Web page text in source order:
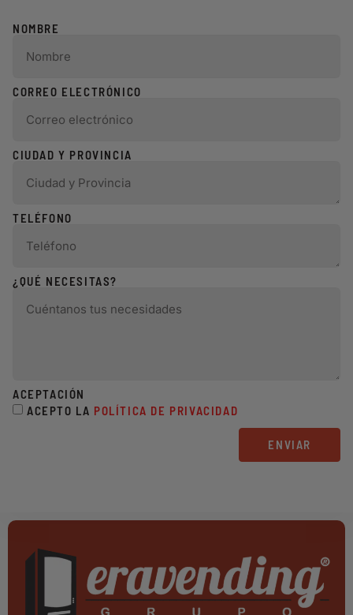
NOMBRE
CORREO ELECTRÓNICO
CIUDAD Y PROVINCIA
TELÉFONO
¿QUÉ NECESITAS?
ACEPTACIÓN
ACEPTO LA POLÍTICA DE PRIVACIDAD
ENVIAR